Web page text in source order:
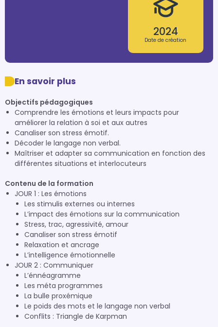
2024
Date de création
En savoir plus
Objectifs pédagogiques
Comprendre les émotions et leurs impacts pour
améliorer la relation à soi et aux autres
Canaliser son stress émotif.
Décoder le langage non verbal.
Maîtriser et adapter sa communication en fonction des
différentes situations et interlocuteurs
Contenu de la formation
JOUR 1 : Les émotions
Les stimulis externes ou internes
L’impact des émotions sur la communication
Stress, trac, agressivité, amour
Canaliser son stress émotif
Relaxation et ancrage
L’intelligence émotionnelle
JOUR 2 : Communiquer
L’énnéagramme
Les méta programmes
La bulle proxémique
Le poids des mots et le langage non verbal
Conflits : Triangle de Karpman